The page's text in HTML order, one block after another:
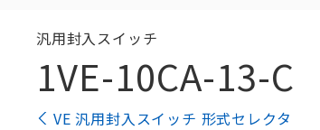
汎用封入スイッチ
1VE-10CA-13-C
VE 汎用封入スイッチ 形式セレクタ